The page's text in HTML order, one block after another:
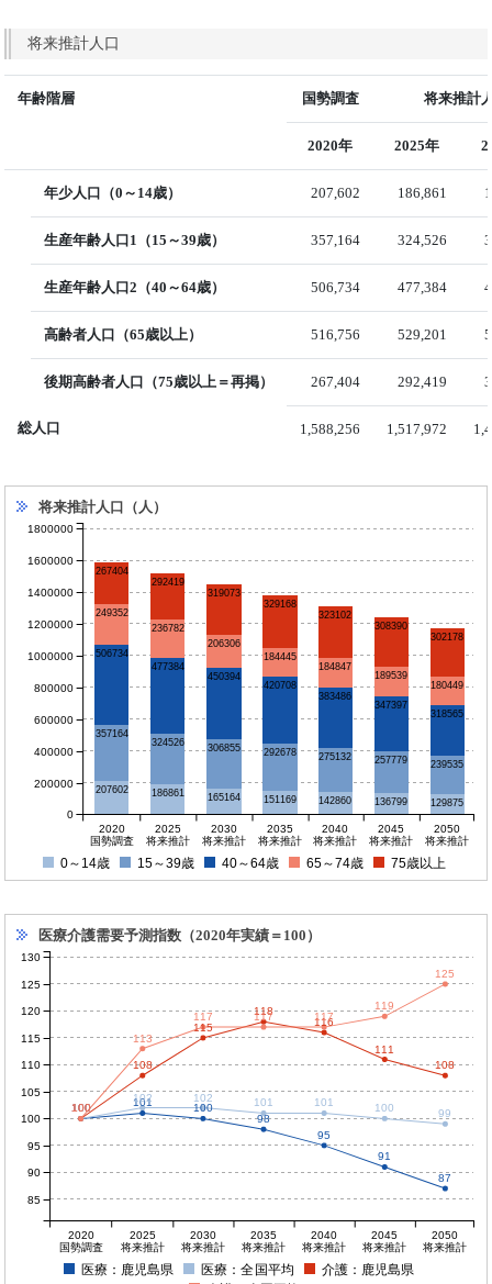
将来推計人口
年齢階層 国勢調査 将来推計
2020年 2025年
年少人口（0～14歳） 207,602 186,861
生産年齢人口1（15～39歳） 357,164 324,526
生産年齢人口2（40～64歳） 506,734 477,384
高齢者人口（65歳以上） 516,756 529,201
後期高齢者人口（75歳以上＝再掲） 267,404 292,419
総人口 1,588,256 1,517,972
将来推計人口（人）
207602 186861 165164 151169 142860 136799 129875
357164
324526
306855 292678 275132 257779 239535
506734
477384
450394
420708
383486
347397
318565
249352
236782
206306
184445
184847
189539
180449
267404
292419
319073
329168
323102
308390
302178
2020
国勢調査
2025
将来推計
2030
将来推計
2035
将来推計
2040
将来推計
2045
将来推計
2050
将来推計
0
200000
400000
600000
800000
1000000
1200000
1400000
1600000
1800000
0～14歳 15～39歳 40～64歳 65～74歳 75歳以上
医療介護需要予測指数（2020年実績＝100）
100 101
100
98
95
91
87
100
102 102 101 101 100 99
100
108
115
118
116
111
108
100
113
117 117 117
119
125
2020
国勢調査
2025
将来推計
2030
将来推計
2035
将来推計
2040
将来推計
2045
将来推計
2050
将来推計
85
90
95
100
105
110
115
120
125
130
医療：鹿児島県 医療：全国平均
介護：鹿児島県